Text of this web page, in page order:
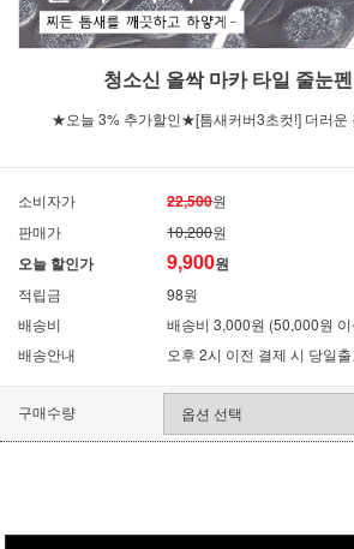
청소신 올싹 마카 타일 줄눈
★오늘 3% 추가할인★[틈새커버3초컷!] 더러운
소비자가 22,500원
판매가
10,200원
오늘 할인가 9,900원
적립금
98원
배송비
배송비 3,000원 (50,000원
배송안내
오후 2시 이전 결제 시 당일
구매수량